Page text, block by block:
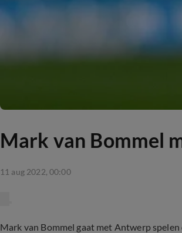
Mark van Bommel
11 aug 2022, 00:00
Mark van Bommel gaat met Antwerp